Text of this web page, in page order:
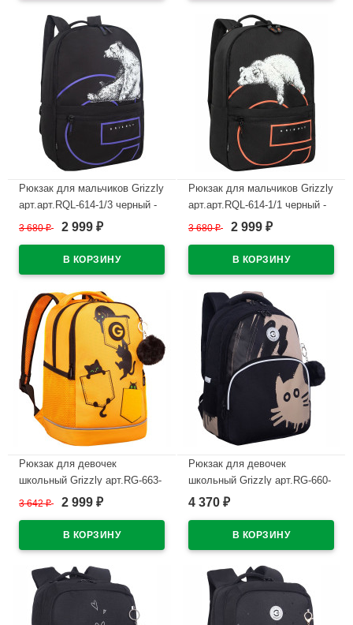
Рюкзак для мальчиков Grizzly
арт.арт.RQL-614-1/3 черный -
фиолетовый 30х43х14 см
3 680₽ 2 999 ₽
Рюкзак для мальчиков Grizzly
арт.арт.RQL-614-1/1 черный -
рыжий 30х43х14 см
3 680₽ 2 999 ₽
Рюкзак для девочек
школьный Grizzly арт.RG-663-
2/3 желтый 28х38х18 см
3 642₽ 2 999 ₽
Рюкзак для девочек
школьный Grizzly арт.RG-660-
1/1 черный - бежевый
4 370 ₽